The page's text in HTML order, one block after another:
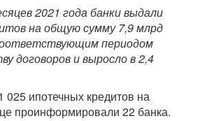
2021 года банки выдали
на общую сумму 7,9 млрд
периодом
договоров и выросло в 2,4
ипотечных кредитов на
проинформировали 22 банка.